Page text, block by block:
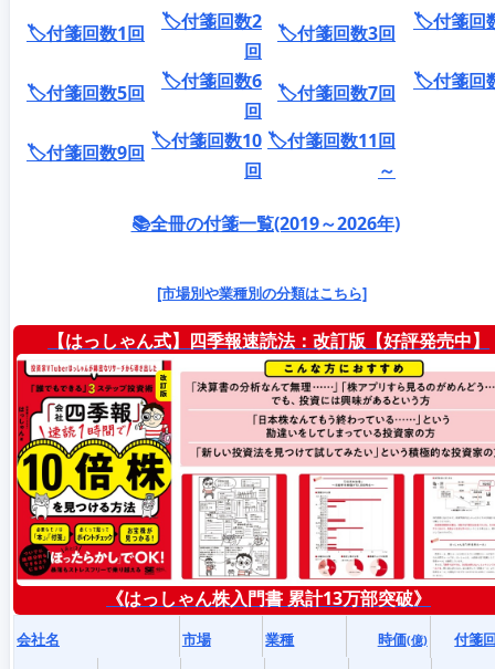
🏷️付箋回数1回
🏷️付箋回数2
回
🏷️付箋回数3回 🏷️付箋回
🏷️付箋回数5回
🏷️付箋回数6
回
🏷️付箋回数7回 🏷️付箋回
🏷️付箋回数9回 🏷️付箋回数10
回
🏷️付箋回数11回
～
📚全冊の付箋一覧(2019～2026年)
[市場別や業種別の分類はこちら]
【はっしゃん式】四季報速読法：改訂版【好評発売中】
《はっしゃん株入門書 累計13万部突破》
会社名 市場 業種 時価(億) 付箋